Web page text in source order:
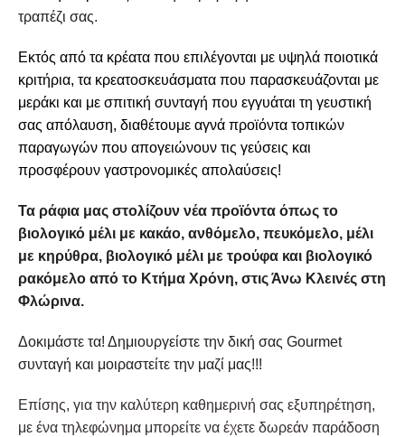
τραπέζι σας.
Εκτός από τα κρέατα που επιλέγονται με υψηλά ποιοτικά
κριτήρια, τα κρεατοσκευάσματα που παρασκευάζονται με
μεράκι και με σπιτική συνταγή που εγγυάται τη γευστική
σας απόλαυση, διαθέτουμε αγνά προϊόντα τοπικών
παραγωγών που απογειώνουν τις γεύσεις και
προσφέρουν γαστρονομικές απολαύσεις!
Τα ράφια μας στολίζουν νέα προϊόντα όπως το
βιολογικό μέλι με κακάο, ανθόμελο, πευκόμελο, μέλι
με κηρύθρα, βιολογικό μέλι με τρούφα και βιολογικό
ρακόμελο από το Κτήμα Χρόνη, στις Άνω Κλεινές στη
Φλώρινα.
Δοκιμάστε τα! Δημιουργείστε την δική σας Gourmet
συνταγή και μοιραστείτε την μαζί μας!!!
Επίσης, για την καλύτερη καθημερινή σας εξυπηρέτηση,
με ένα τηλεφώνημα μπορείτε να έχετε δωρεάν παράδοση